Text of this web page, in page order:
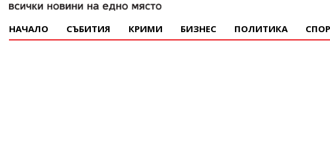
НАЧАЛО СЪБИТИЯ КРИМИ БИЗНЕС ПОЛИТИКА